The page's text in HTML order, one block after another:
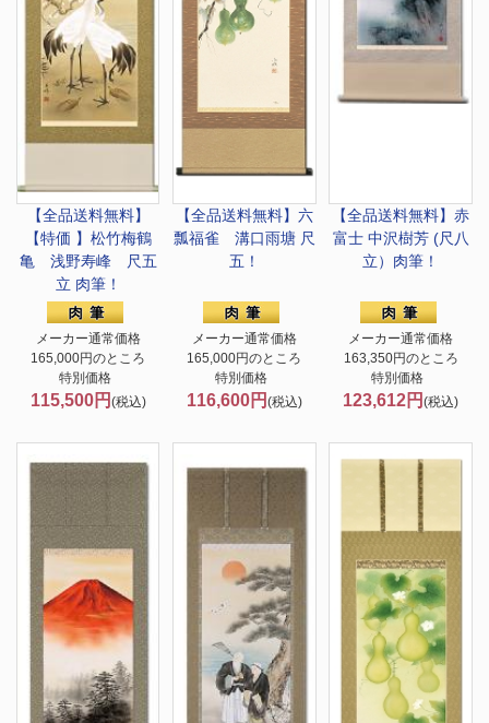
【全品送料無料】
【特価 】松竹梅鶴
亀 浅野寿峰 尺五
立 肉筆！
メーカー通常価格
165,000円のところ
特別価格
115,500円 (税込)
【全品送料無料】 六
瓢福雀 溝口雨塘 尺
五！
メーカー通常価格
165,000円のところ
特別価格
116,600円 (税込)
【全品送料無料】赤
富士 中沢樹芳 (尺八
立）肉筆！
メーカー通常価格
163,350円のところ
特別価格
123,612円(税込)